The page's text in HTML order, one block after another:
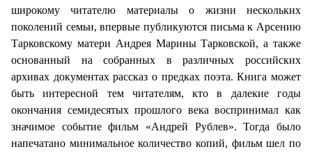
широкому читателю материалы о жизни нескольких
поколений семьи, впервые публикуются письма к Арсению
Тарковскому матери Андрея Марины Тарковской, а также
основанный на собранных в различных российских
архивах документах рассказ о предках поэта. Книга может
быть интересной тем читателям, кто в далекие годы
окончания семидесятых прошлого века воспринимал как
значимое событие фильм «Андрей Рублев». Тогда было
напечатано минимальное количество копий, фильм шел по